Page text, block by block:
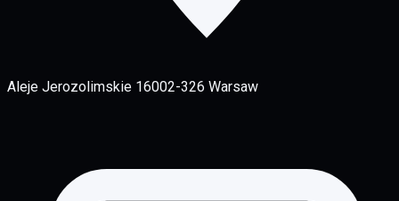
Aleje Jerozolimskie 16002-326 Warsaw